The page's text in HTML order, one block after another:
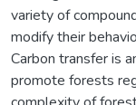
variety of
modify their
Carbon transfer is
promote forests